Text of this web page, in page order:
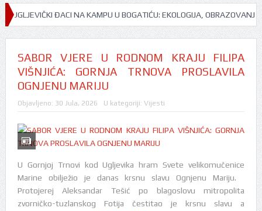
ĐACI NA KAMPU U BOGATIĆU: EKOLOGIJA, OBRAZOVANJE I
SABOR VJERE U RODNOM KRAJU FILIPA
VIŠNJIĆA: GORNJA TRNOVA PROSLAVILA
OGNJENU MARIJU
Objavljeno: 30 Jula, 2026 U kategoriji: Vijesti
U Gornjoj Trnovi kod Ugljevika hram Svete velikomučenice
Marine obilježio je danas krsnu slavu Ognjenu Mariju.
Protojerej Aleksandar Tešić po blagoslovu mitropolita
zvorničko-tuzlanskog Fotija čestitao je krsnu slavu a